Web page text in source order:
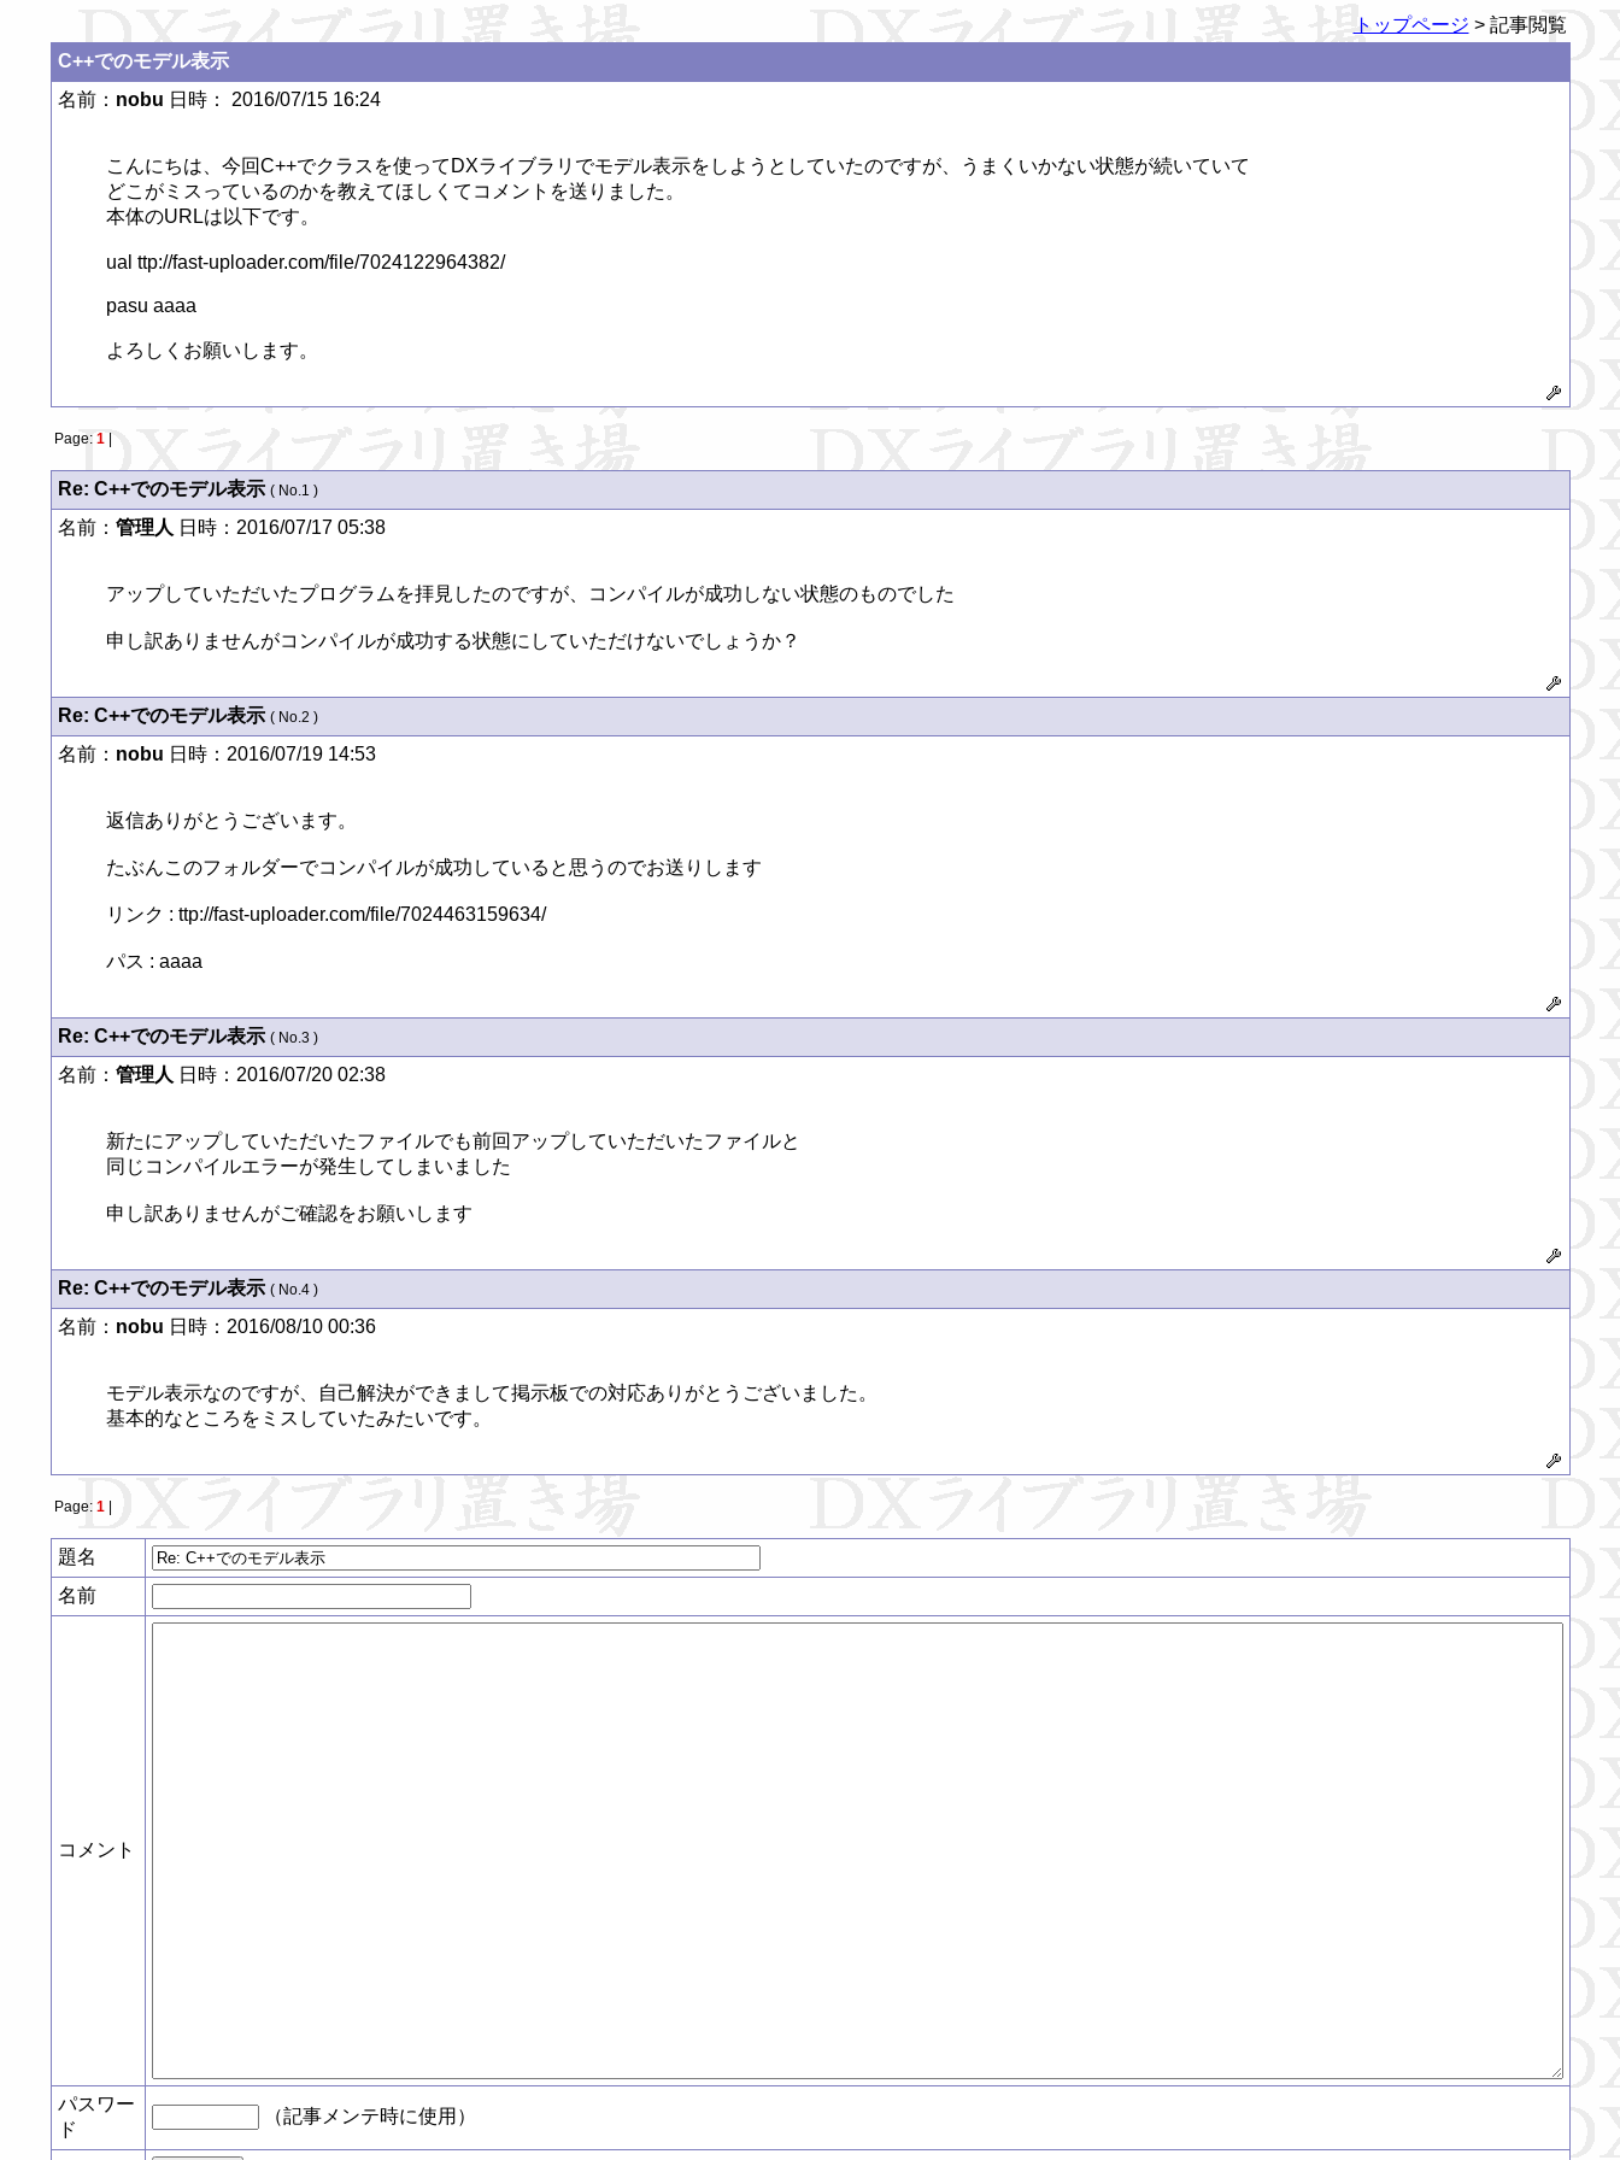
トップページ > 記事閲覧
C++でのモデル表示
名前： nobu 日時： 2016/07/15 16:24
こんにちは、今回C++でクラスを使ってDXライブラリでモデル表示をしようとしていたのですが、うまくいかない状態が続いていて
どこがミスっているのかを教えてほしくてコメントを送りました。
本体のURLは以下です。
ual ttp://fast-uploader.com/file/7024122964382/
pasu aaaa
よろしくお願いします。
Page: 1|
Re: C++でのモデル表示 ( No.1 )
名前： 管理人 日時：2016/07/17 05:38
アップしていただいたプログラムを拝見したのですが、コンパイルが成功しない状態のものでした
申し訳ありませんがコンパイルが成功する状態にしていただけないでしょうか？
Re: C++でのモデル表示 ( No.2 )
名前： nobu 日時：2016/07/19 14:53
返信ありがとうございます。
たぶんこのフォルダーでコンパイルが成功していると思うのでお送りします
リンク : ttp://fast-uploader.com/file/7024463159634/
パス : aaaa
Re: C++でのモデル表示 ( No.3 )
名前： 管理人 日時：2016/07/20 02:38
新たにアップしていただいたファイルでも前回アップしていただいたファイルと
同じコンパイルエラーが発生してしまいました
申し訳ありませんがご確認をお願いします
Re: C++でのモデル表示 ( No.4 )
名前： nobu 日時：2016/08/10 00:36
モデル表示なのですが、自己解決ができまして掲示板での対応ありがとうございました。
基本的なところをミスしていたみたいです。
Page: 1|
題名
名前
コメント
パスワー
ド
（記事メンテ時に使用）